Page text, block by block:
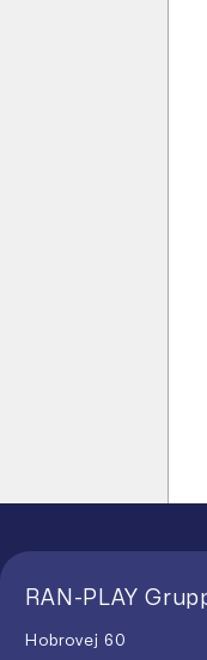
RAN-PLAY
Hobrovej 60